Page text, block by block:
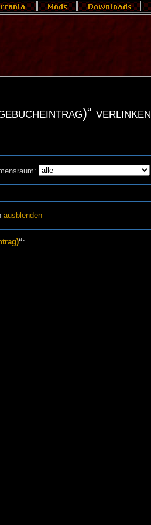
verlinken
ausblenden
“: